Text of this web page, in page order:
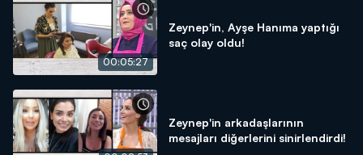
00:05:27
Zeynep'in, Ayşe Hanıma yaptığı
saç olay oldu!
Zeynep'in arkadaşlarının
mesajları diğerlerini sinirlendirdi!